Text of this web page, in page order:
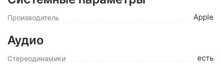
Производитель Apple
Аудио
Стереодинамики есть